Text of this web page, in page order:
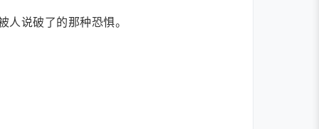
说破了的那种恐惧。